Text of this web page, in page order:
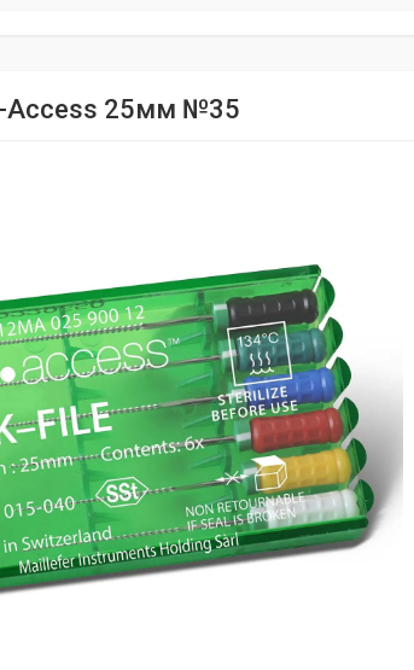
Access 25мм №35